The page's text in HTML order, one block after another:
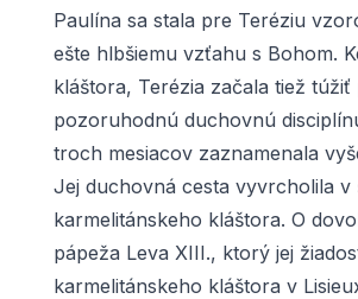
Paulína sa stala pre Teréziu
ešte hlbšiemu vzťahu s Bohom.
kláštora, Terézia začala tiež
pozoruhodnú duchovnú
troch mesiacov zaznamenala
Jej duchovná cesta vyvrcholila
karmelitánskeho kláštora. O
pápeža Leva XIII., ktorý jej
karmelitánskeho kláštora v